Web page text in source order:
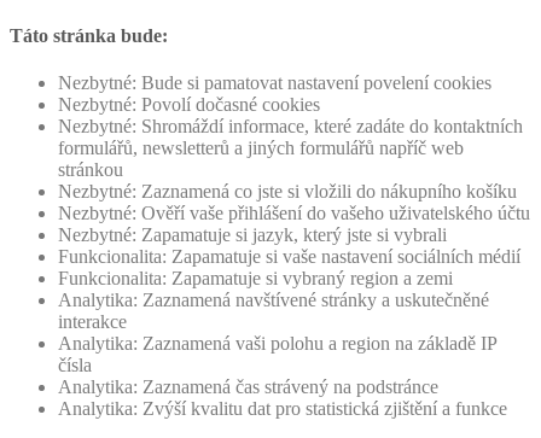
Táto stránka bude:
Nezbytné: Bude si pamatovat nastavení povelení cookies
Nezbytné: Povolí dočasné cookies
Nezbytné: Shromáždí informace, které zadáte do kontaktních
formulářů, newsletterů a jiných formulářů napříč web
stránkou
Nezbytné: Zaznamená co jste si vložili do nákupního košíku
Nezbytné: Ověří vaše přihlášení do vašeho uživatelského účtu
Nezbytné: Zapamatuje si jazyk, který jste si vybrali
Funkcionalita: Zapamatuje si vaše nastavení sociálních médií
Funkcionalita: Zapamatuje si vybraný region a zemi
Analytika: Zaznamená navštívené stránky a uskutečněné
interakce
Analytika: Zaznamená vaši polohu a region na základě IP
čísla
Analytika: Zaznamená čas strávený na podstránce
Analytika: Zvýší kvalitu dat pro statistická zjištění a funkce